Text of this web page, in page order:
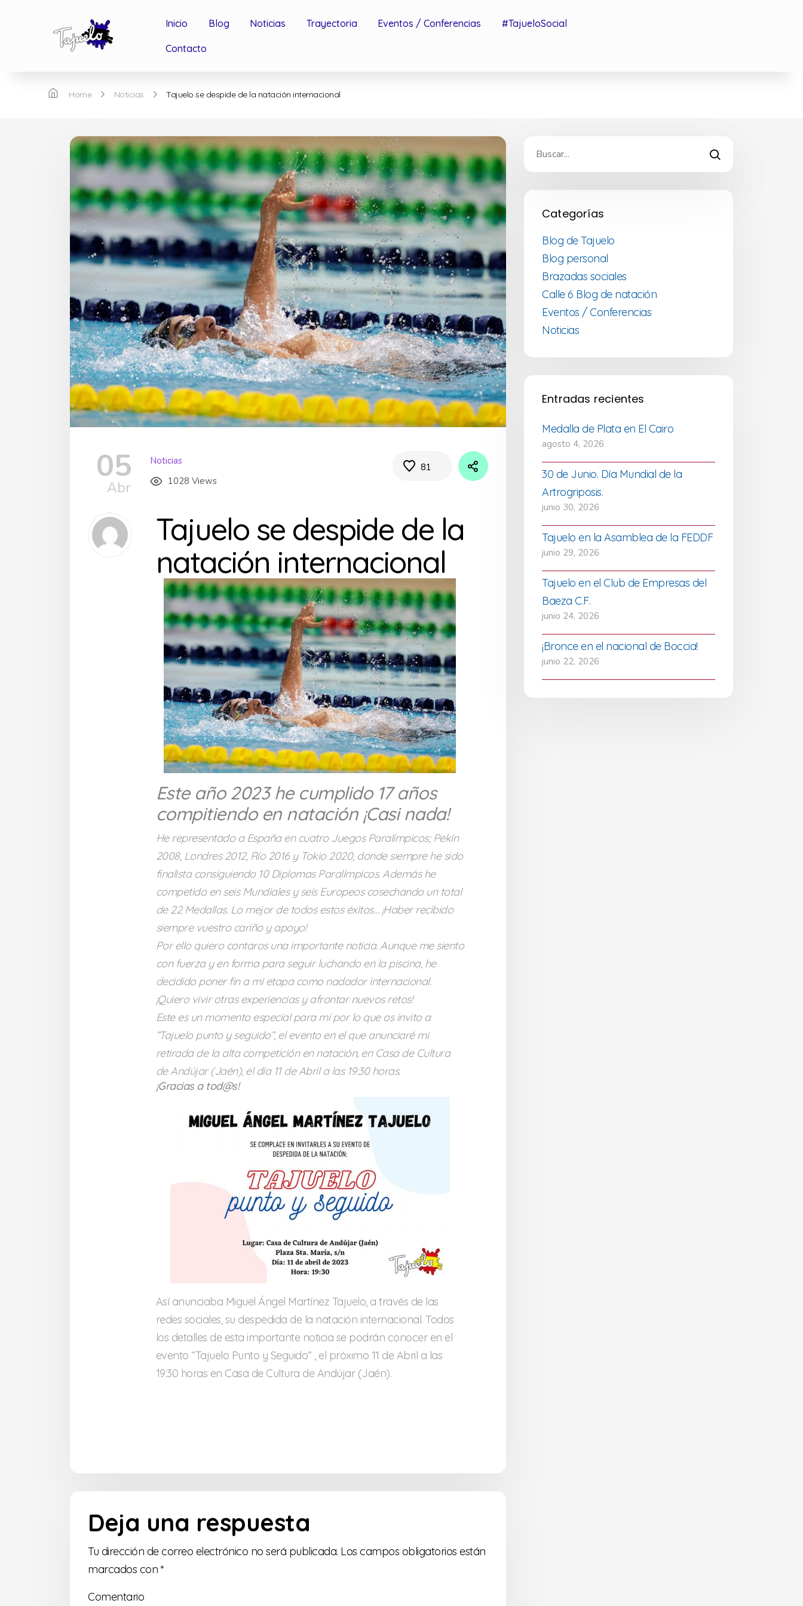
Inicio Blog Noticias Trayectoria Eventos / Conferencias #TajueloSocial
Contacto
Home Noticias Tajuelo se despide de la natación internacional
05
Abr
Noticias
1028 Views
81
Tajuelo se despide de la
natación internacional
Este año 2023 he cumplido 17 años
compitiendo en natación ¡Casi nada!
He representado a España en cuatro Juegos Paralímpicos; Pekín
2008, Londres 2012, Río 2016 y Tokio 2020, donde siempre he sido
finalista consiguiendo 10 Diplomas Paralímpicos. Además he
competido en seis Mundiales y seis Europeos cosechando un total
de 22 Medallas. Lo mejor de todos estos éxitos… ¡Haber recibido
siempre vuestro cariño y apoyo!
Por ello quiero contaros una importante noticia. Aunque me siento
con fuerza y en forma para seguir luchando en la piscina, he
decidido poner fin a mi etapa como nadador internacional.
¡Quiero vivir otras experiencias y afrontar nuevos retos!
Este es un momento especial para mí por lo que os invito a
“Tajuelo punto y seguido”, el evento en el que anunciaré mi
retirada de la alta competición en natación, en Casa de Cultura
de Andújar (Jaén), el día 11 de Abril a las 19:30 horas.
¡Gracias a tod@s!
Así anunciaba Miguel Ángel Martínez Tajuelo, a través de las
redes sociales, su despedida de la natación internacional. Todos
los detalles de esta importante noticia se podrán conocer en el
evento “Tajuelo Punto y Seguido” , el próximo 11 de Abril a las
19:30 horas en Casa de Cultura de Andújar (Jaén).
Deja una respuesta
Tu dirección de correo electrónico no será publicada. Los campos obligatorios están
marcados con *
Comentario
Categorías
Blog de Tajuelo
Blog personal
Brazadas sociales
Calle 6 Blog de natación
Eventos / Conferencias
Noticias
Entradas recientes
Medalla de Plata en El Cairo
agosto 4, 2026
30 de Junio. Día Mundial de la
Artrogriposis.
junio 30, 2026
Tajuelo en la Asamblea de la FEDDF
junio 29, 2026
Tajuelo en el Club de Empresas del
Baeza C.F.
junio 24, 2026
¡Bronce en el nacional de Boccia!
junio 22, 2026